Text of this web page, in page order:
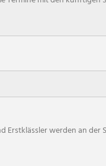
Erstklässler werden an der